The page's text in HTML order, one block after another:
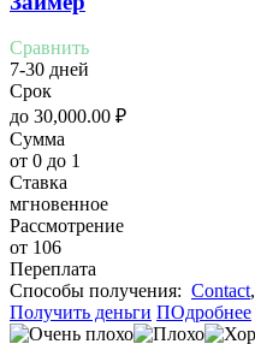
Сравнить
7-30 дней
Срок
до 30,000.00 ₽
Сумма
от 0 до 1
Ставка
мгновенное
Рассмотрение
от 106
Переплата
Cпособы получения: Contact,
Получить деньги ПОдробнее